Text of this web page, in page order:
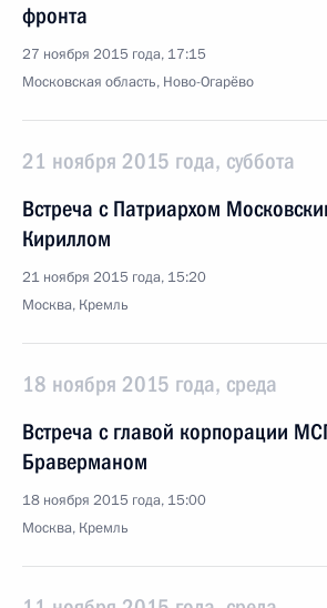
фронта
27 ноября 2015 года, 17:15
Московская область, Ново-Огарёво
21 ноября 2015 года, суббота
Встреча с Патриархом
Кириллом
21 ноября 2015 года, 15:20
Москва, Кремль
18 ноября 2015 года, среда
Встреча с главой корпорации
Браверманом
18 ноября 2015 года, 15:00
Москва, Кремль